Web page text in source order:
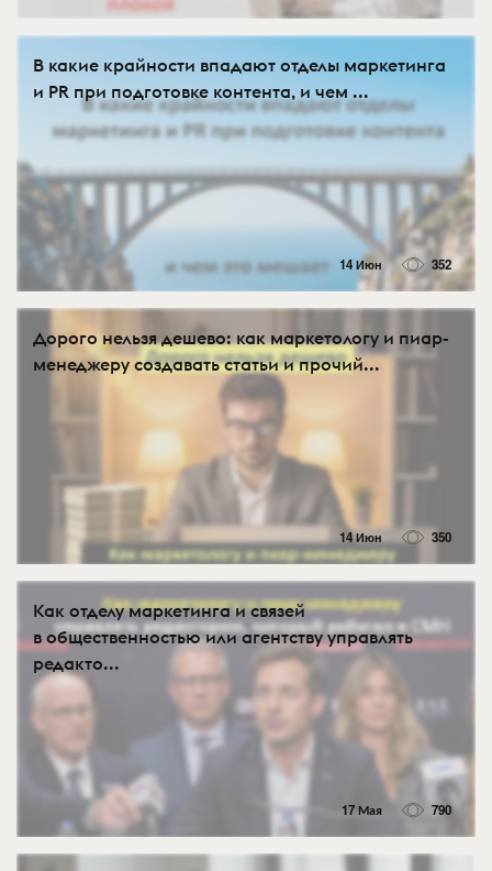
В какие крайности впадают отделы маркетинга
и PR при подготовке контента, и чем ...
14 Июн 352
Дорого нельзя дешево: как маркетологу и пиар-
менеджеру создавать статьи и прочий...
14 Июн 350
Как отделу маркетинга и связей
в общественностью или агентству управлять
редакто...
17 Мая 790